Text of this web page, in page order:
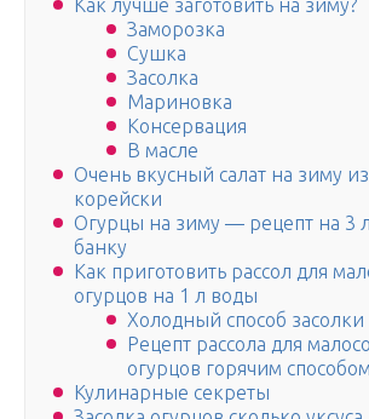
Как лучше заготовить на зиму?
Заморозка
Сушка
Засолка
Мариновка
Консервация
В масле
Очень вкусный салат на зиму
корейски
Огурцы на зиму — рецепт на 3
банку
Как приготовить рассол для
огурцов на 1 л воды
Холодный способ засолки
Рецепт рассола для
огурцов горячим способом
Кулинарные секреты